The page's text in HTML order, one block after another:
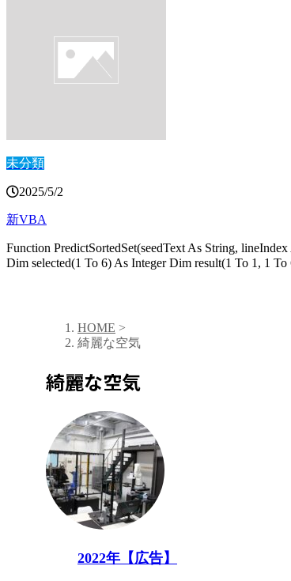
未分類
2025/5/2
新VBA
Function PredictSortedSet(seedText As String,
Dim selected(1 To 6) As Integer Dim result(1 To 1, 1
HOME >
綺麗な空気
綺麗な空気
2022年【広告】